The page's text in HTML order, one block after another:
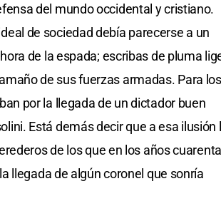
del mundo occidental y cristiano.
de sociedad debía parecerse a un
de la espada; escribas de pluma
de sus fuerzas armadas. Para los
por la llegada de un dictador buen
Está demás decir que a esa ilusión
de los que en los años cuarenta
llegada de algún coronel que sonría